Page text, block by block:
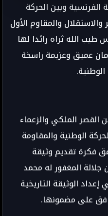
الفرنسية وبين الحركة
والمقاوم الأول
طيب الله ثراه رائدا لها
عميق وعزيمة راسخة
القصر الملكي والزعماء
الوطنية والمقاومة
فكرة تقديم وثيقة
جلالة المغفور له محمد
الوثيقة التاريخية
على مضمونها.